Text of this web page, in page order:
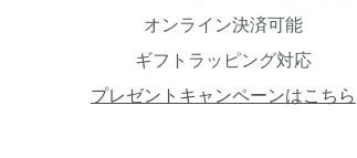
オンライン決済可能
ギフトラッピング対応
プレゼントキャンペーンはこちら